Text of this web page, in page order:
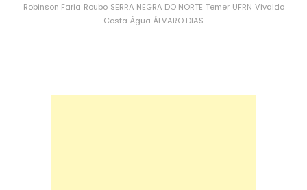
Robinson Faria Roubo SERRA NEGRA DO NORTE Temer UFRN Vivaldo
Costa Água ÁLVARO DIAS